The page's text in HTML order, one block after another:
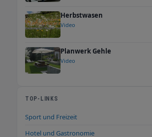
Herbstwasen
Video
Planwerk Gehle
Video
TOP-LINKS
Sport und Freizeit
Hotel und Gastronomie